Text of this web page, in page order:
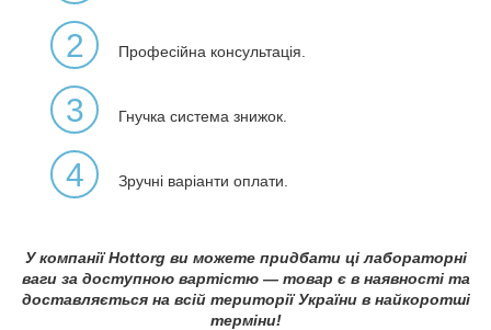
2 Професійна консультація.
3 Гнучка система знижок.
4 Зручні варіанти оплати.
У компанії Hottorg ви можете придбати ці лабораторні
ваги за доступною вартістю — товар є в наявності та
доставляється на всій території України в найкоротші
терміни!